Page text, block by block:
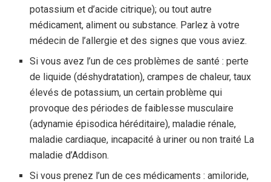
potassium et d’acide citrique); ou tout autre
médicament, aliment ou substance. Parlez à votre
médecin de l’allergie et des signes que vous aviez.
Si vous avez l’un de ces problèmes de santé : perte
de liquide (déshydratation), crampes de chaleur, taux
élevés de potassium, un certain problème qui
provoque des périodes de faiblesse musculaire
(adynamie épisodica héréditaire), maladie rénale,
maladie cardiaque, incapacité à uriner ou non traité La
maladie d’Addison.
Si vous prenez l’un de ces médicaments : amiloride,